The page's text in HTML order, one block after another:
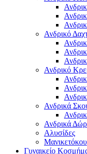
Ανδρικό
Ανδρικό
Ανδρικά
Ανδρικά
Αλυσίδες
Γυναικείο